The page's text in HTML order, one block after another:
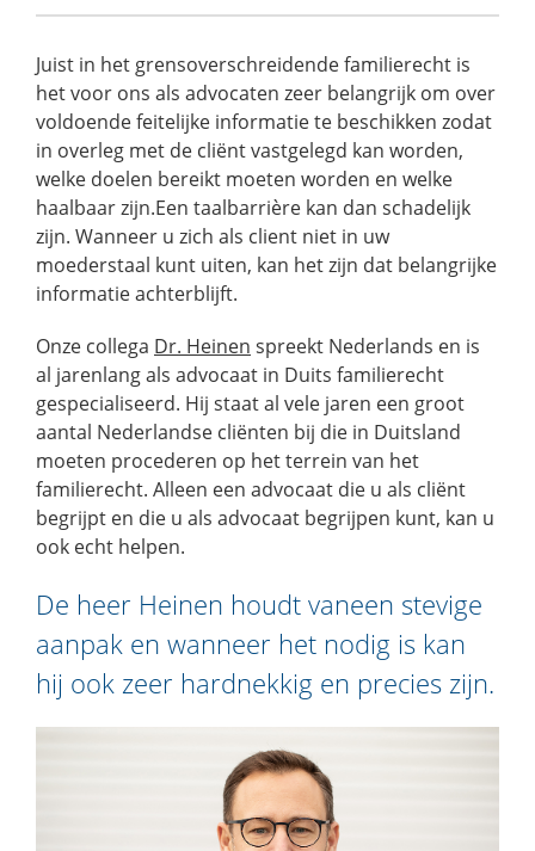
Juist in het grensoverschreidende familierecht is
het voor ons als advocaten zeer belangrijk om over
voldoende feitelijke informatie te beschikken zodat
in overleg met de cliënt vastgelegd kan worden,
welke doelen bereikt moeten worden en welke
haalbaar zijn.Een taalbarrière kan dan schadelijk
zijn. Wanneer u zich als client niet in uw
moederstaal kunt uiten, kan het zijn dat belangrijke
informatie achterblijft.
Onze collega Dr. Heinen spreekt Nederlands en is
al jarenlang als advocaat in Duits familierecht
gespecialiseerd. Hij staat al vele jaren een groot
aantal Nederlandse cliënten bij die in Duitsland
moeten procederen op het terrein van het
familierecht. Alleen een advocaat die u als cliënt
begrijpt en die u als advocaat begrijpen kunt, kan u
ook echt helpen.
De heer Heinen houdt vaneen stevige
aanpak en wanneer het nodig is kan
hij ook zeer hardnekkig en precies zijn.